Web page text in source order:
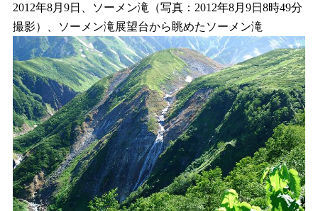
2012年8月9日、ソーメン滝（写真：2012年8月9日8時49分
撮影）、ソーメン滝展望台から眺めたソーメン滝